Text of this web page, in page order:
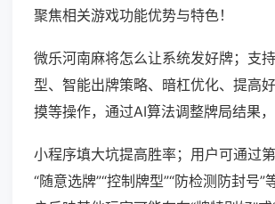
聚焦相关游戏功能优势与特色！
微乐河南麻将怎么让系统发好牌；支
型、智能出牌策略、暗杠优化、提高
摸等操作，通过AI算法调整牌局结果，
小程序填大坑提高胜率；用户可通过
“随意选牌”“控制牌型”“防检测防封号”